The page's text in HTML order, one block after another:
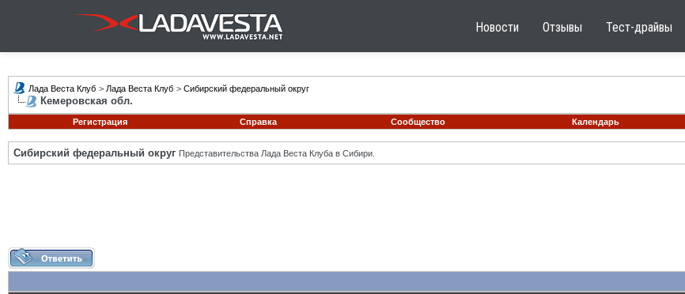
Новости Отзывы Тест-драйвы
Лада Веста Клуб > Лада Веста Клуб > Сибирский федеральный округ
Кемеровская обл.
Регистрация
Справка Сообщество Календарь
Сибирский федеральный округ Представительства Лада Веста Клуба в Сибири.